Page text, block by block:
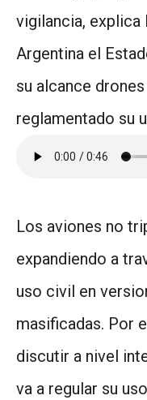
vigilancia, explica
Argentina el
su alcance
reglamentado su
Los aviones no
expandiendo a
uso civil en
masificadas. Por
discutir a nivel
va a regular su